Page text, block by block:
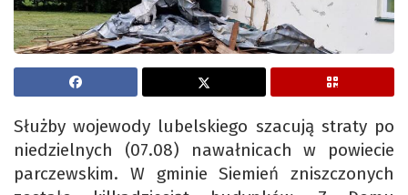
Służby wojewody lubelskiego szacują straty po
niedzielnych (07.08) nawałnicach w powiecie
parczewskim. W gminie Siemień zniszczonych